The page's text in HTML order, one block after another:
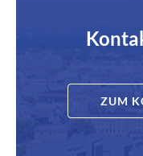
ZUM